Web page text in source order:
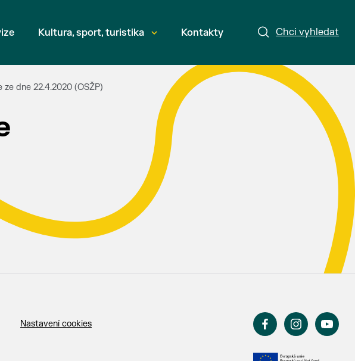
Chci vyhledat
Kultura, sport, turistika Kontakty
dne 22.4.2020 (OSŽP)
Nastavení cookies